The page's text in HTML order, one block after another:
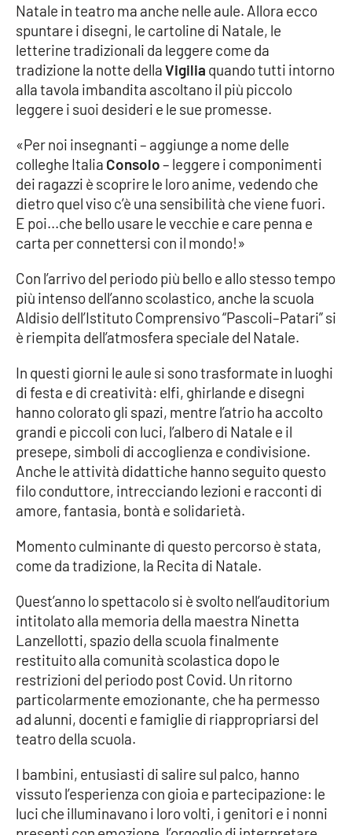
Natale in teatro ma anche nelle aule. Allora ecco
spuntare i disegni, le cartoline di Natale, le
letterine tradizionali da leggere come da
tradizione la notte dellaVigilia quando tutti intorno
alla tavola imbandita ascoltano il più piccolo
leggere i suoi desideri e le sue promesse.
«Per noi insegnanti – aggiunge a nome delle
colleghe Italia Consolo– leggere i componimenti
dei ragazzi è scoprire le loro anime, vedendo che
dietro quel viso c’è una sensibilità che viene fuori.
E poi...che bello usare le vecchie e care penna e
carta per connettersi con il mondo!»
Con l’arrivo del periodo più bello e allo stesso tempo
più intenso dell’anno scolastico, anche la scuola
Aldisio dell’Istituto Comprensivo “Pascoli–Patari” si
è riempita dell’atmosfera speciale del Natale.
In questi giorni le aule si sono trasformate in luoghi
di festa e di creatività: elfi, ghirlande e disegni
hanno colorato gli spazi, mentre l’atrio ha accolto
grandi e piccoli con luci, l’albero di Natale e il
presepe, simboli di accoglienza e condivisione.
Anche le attività didattiche hanno seguito questo
filo conduttore, intrecciando lezioni e racconti di
amore, fantasia, bontà e solidarietà.
Momento culminante di questo percorso è stata,
come da tradizione, la Recita di Natale.
Quest’anno lo spettacolo si è svolto nell’auditorium
intitolato alla memoria della maestra Ninetta
Lanzellotti, spazio della scuola finalmente
restituito alla comunità scolastica dopo le
restrizioni del periodo post Covid. Un ritorno
particolarmente emozionante, che ha permesso
ad alunni, docenti e famiglie di riappropriarsi del
teatro della scuola.
I bambini, entusiasti di salire sul palco, hanno
vissuto l’esperienza con gioia e partecipazione: le
luci che illuminavano i loro volti, i genitori e i nonni